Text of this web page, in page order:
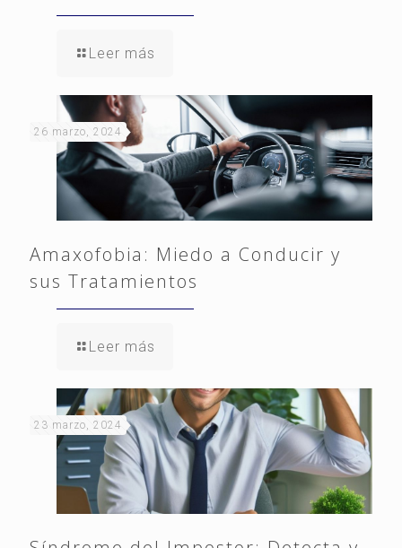
Leer más
26 marzo, 2024
Amaxofobia: Miedo a Conducir y
sus Tratamientos
Leer más
23 marzo, 2024